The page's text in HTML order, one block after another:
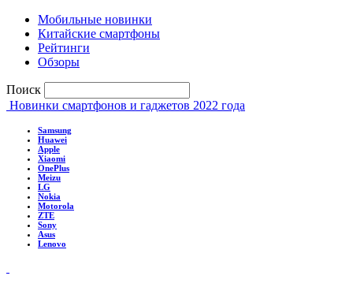
Мобильные новинки
Китайские смартфоны
Рейтинги
Обзоры
Поиск
Новинки смартфонов и гаджетов 2022 года
Samsung
Huawei
Apple
Xiaomi
OnePlus
Meizu
LG
Nokia
Motorola
ZTE
Sony
Asus
Lenovo